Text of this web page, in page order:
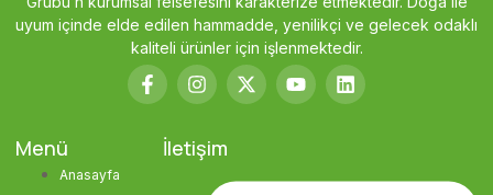
uyum içinde elde edilen hammadde, yenilikçi ve gelecek odaklı
kaliteli ürünler için işlenmektedir.
Menü
Anasayfa
İletişim